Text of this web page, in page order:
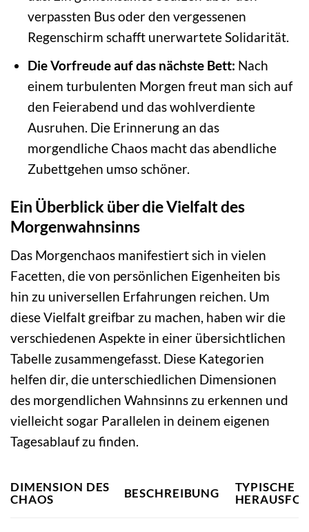
verpassten Bus oder den vergessenen
Regenschirm schafft unerwartete Solidarität.
Die Vorfreude auf das nächste Bett: Nach
einem turbulenten Morgen freut man sich auf
den Feierabend und das wohlverdiente
Ausruhen. Die Erinnerung an das
morgendliche Chaos macht das abendliche
Zubettgehen umso schöner.
Ein Überblick über die Vielfalt des
Morgenwahnsinns
Das Morgenchaos manifestiert sich in vielen
Facetten, die von persönlichen Eigenheiten bis
hin zu universellen Erfahrungen reichen. Um
diese Vielfalt greifbar zu machen, haben wir die
verschiedenen Aspekte in einer übersichtlichen
Tabelle zusammengefasst. Diese Kategorien
helfen dir, die unterschiedlichen Dimensionen
des morgendlichen Wahnsinns zu erkennen und
vielleicht sogar Parallelen in deinem eigenen
Tagesablauf zu finden.
DIMENSION DES
CHAOS
BESCHREIBUNG
TYPISCHE